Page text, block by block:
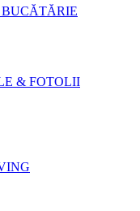
& FOTOLII